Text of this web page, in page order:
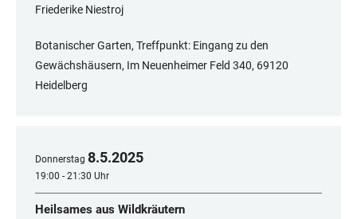
Friederike Niestroj
Botanischer Garten, Treffpunkt: Eingang zu den
Gewächshäusern, Im Neuenheimer Feld 340, 69120
Heidelberg
Donnerstag 8.5.2025
19:00 - 21:30 Uhr
Heilsames aus Wildkräutern